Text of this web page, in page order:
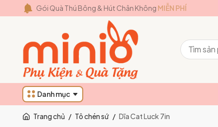
Gói Quà Thú Bông & Hút Chân Không MIỄN PHÍ
Danh mục
Trang chủ / Tô chén sứ / Dĩa Cat Luck 7in